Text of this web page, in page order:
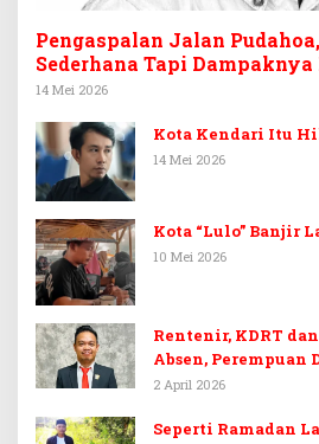
Pengaspalan Jalan
Sederhana Tapi Dampaknya
14 Mei 2026
Kota Kendari Itu
14 Mei 2026
Kota “Lulo” Banjir
10 Mei 2026
Rentenir, KDRT
Absen, Perempuan
2 April 2026
Seperti Ramadan